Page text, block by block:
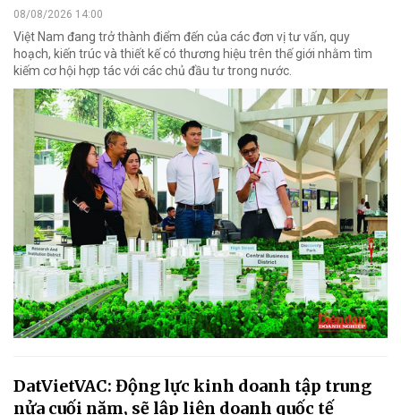
08/08/2026 14:00
Việt Nam đang trở thành điểm đến của các đơn vị tư vấn, quy
hoạch, kiến trúc và thiết kế có thương hiệu trên thế giới nhằm tìm
kiếm cơ hội hợp tác với các chủ đầu tư trong nước.
DatVietVAC: Động lực kinh doanh tập trung
nửa cuối năm, sẽ lập liên doanh quốc tế